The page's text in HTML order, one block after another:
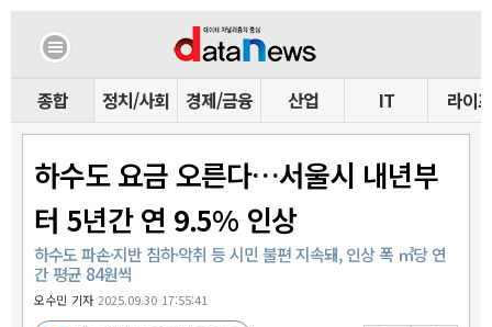
종합 정치/사회 경제/금융 산업 IT 라이프
하수도 요금 오른다…서울시 내년부
터 5년간 연 9.5% 인상
하수도 파손·지반 침하·악취 등 시민 불편 지속돼, 인상 폭 ㎥당 연
간 평균 84원씩
오수민 기자2025.09.30 17:55:41